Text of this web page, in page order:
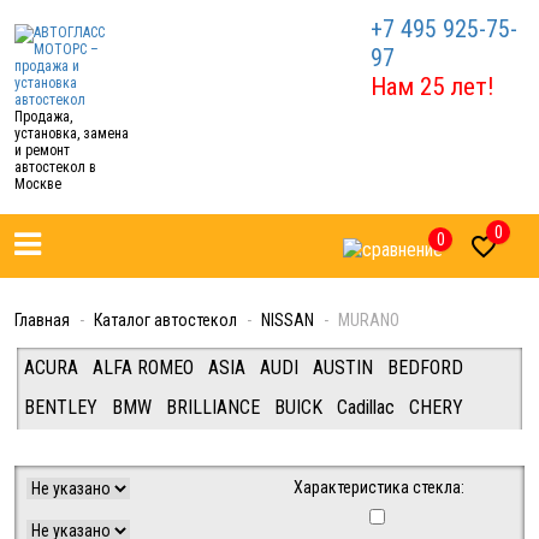
Продажа,
установка, замена
и ремонт
автостекол в
Москве
+7 495 925-75-
97
Нам 25 лет!
0 0
Главная Каталог автостекол NISSAN MURANO
ACURA ALFA ROMEO ASIA AUDI AUSTIN
BEDFORD
BENTLEY
BMW BRILLIANCE BUICK Cadillac
CHERY
DAF/IVECO/FIAT/FORD (Van/Tracks)
DAIHATSU
DODGE
FERRARI
FIAT GEELY
Характеристика стекла: